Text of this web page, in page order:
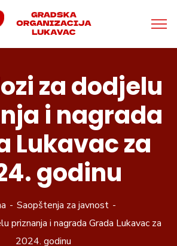
za dodjelu
i nagrada
Lukavac za
godinu
Saopštenja za javnost
priznanja i nagrada Grada Lukavac za
2024. godinu